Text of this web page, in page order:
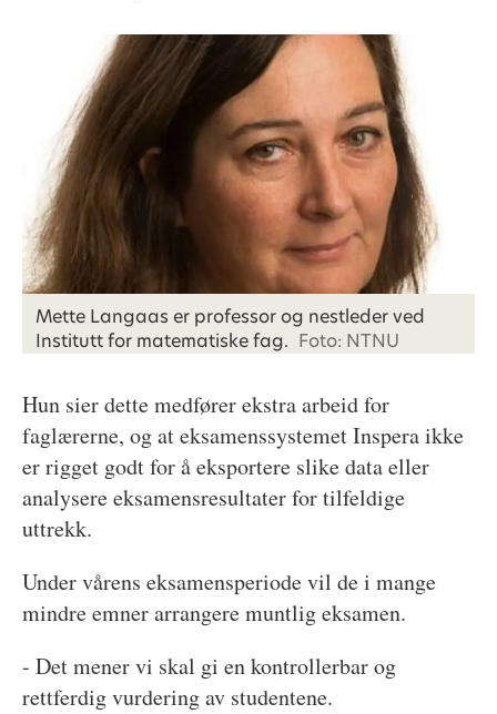
Mette Langaas er professor og nestleder ved
Institutt for matematiske fag. Foto: NTNU
Hun sier dette medfører ekstra arbeid for
faglærerne, og at eksamenssystemet Inspera ikke
er rigget godt for å eksportere slike data eller
analysere eksamensresultater for tilfeldige
uttrekk.
Under vårens eksamensperiode vil de i mange
mindre emner arrangere muntlig eksamen.
- Det mener vi skal gi en kontrollerbar og
rettferdig vurdering av studentene.